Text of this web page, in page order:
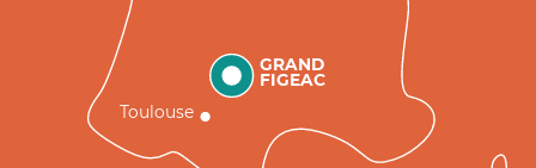
GRAND
FIGEAC
Toulouse